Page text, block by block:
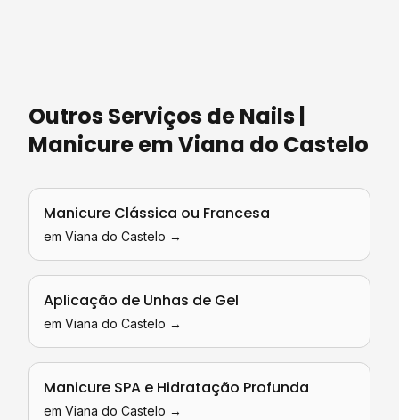
Outros Serviços deNails |
ManicureemViana do Castelo
Manicure Clássica ou Francesa
em Viana do Castelo →
Aplicação de Unhas de Gel
em Viana do Castelo →
Manicure SPA e Hidratação Profunda
em Viana do Castelo →